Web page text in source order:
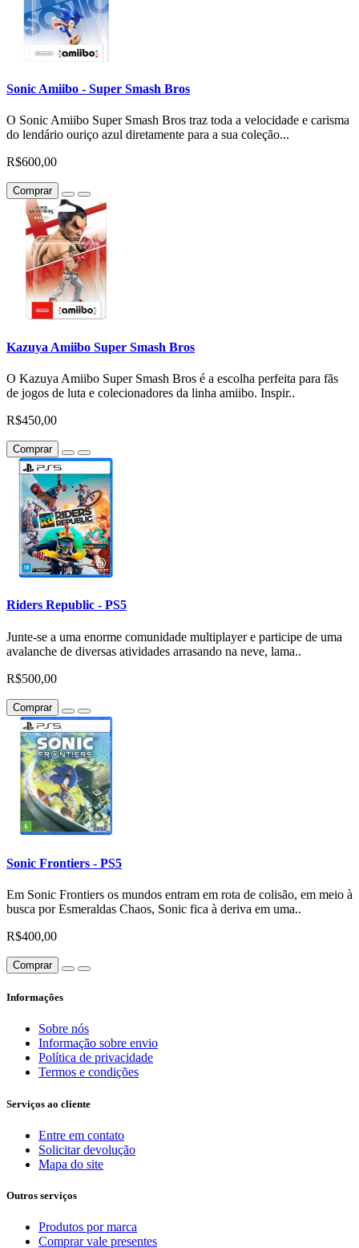
Sonic Amiibo - Super Smash Bros
O Sonic Amiibo Super Smash Bros traz toda a velocidade e carisma
do lendário ouriço azul diretamente para a sua coleção...
R$600,00
Comprar
Kazuya Amiibo Super Smash Bros
O Kazuya Amiibo Super Smash Bros é a escolha perfeita para fãs
de jogos de luta e colecionadores da linha amiibo. Inspir..
R$450,00
Comprar
Riders Republic - PS5
Junte-se a uma enorme comunidade multiplayer e participe de uma
avalanche de diversas atividades arrasando na neve, lama..
R$500,00
Comprar
Sonic Frontiers - PS5
Em Sonic Frontiers os mundos entram em rota de colisão, em meio à
busca por Esmeraldas Chaos, Sonic fica à deriva em uma..
R$400,00
Comprar
Informações
Sobre nós
Informação sobre envio
Política de privacidade
Termos e condições
Serviços ao cliente
Entre em contato
Solicitar devolução
Mapa do site
Outros serviços
Produtos por marca
Comprar vale presentes